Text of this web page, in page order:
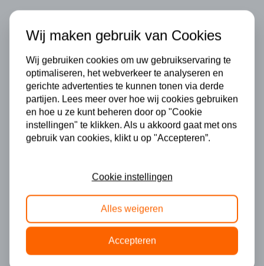
Bruto en netto
bijtelling
Bruto inkomen
€ 166,61
Wij maken gebruik van Cookies
Wij gebruiken cookies om uw gebruikservaring te
optimaliseren, het webverkeer te analyseren en
gerichte advertenties te kunnen tonen via derde
partijen. Lees meer over hoe wij cookies gebruiken
en hoe u ze kunt beheren door op "Cookie
instellingen" te klikken. Als u akkoord gaat met ons
gebruik van cookies, klikt u op "Accepteren”.
Cookie instellingen
Alles weigeren
Accepteren